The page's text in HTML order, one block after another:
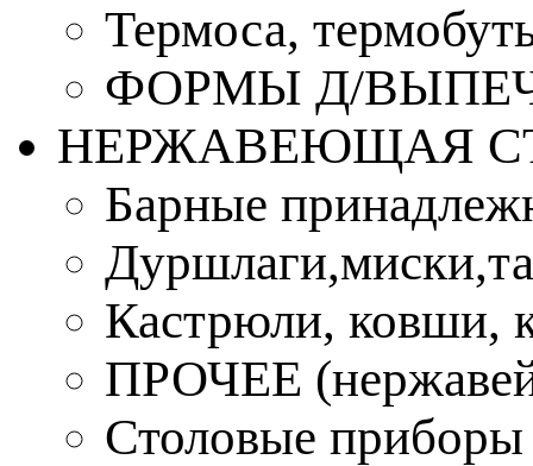
Термоса,
ФОРМЫ Д/
НЕРЖАВЕЮЩАЯ
Барные
Кастрюли, ковши,
ПРОЧЕЕ
Столовые приборы